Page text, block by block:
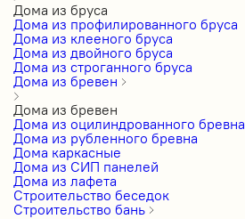
Дома из бруса
Дома из профилированного бруса
Дома из клееного бруса
Дома из двойного бруса
Дома из строганного бруса
Дома из бревен
Дома из бревен
Дома из оцилиндрованного бревна
Дома из рубленного бревна
Дома каркасные
Дома из СИП панелей
Дома из лафета
Строительство беседок
Строительство бань